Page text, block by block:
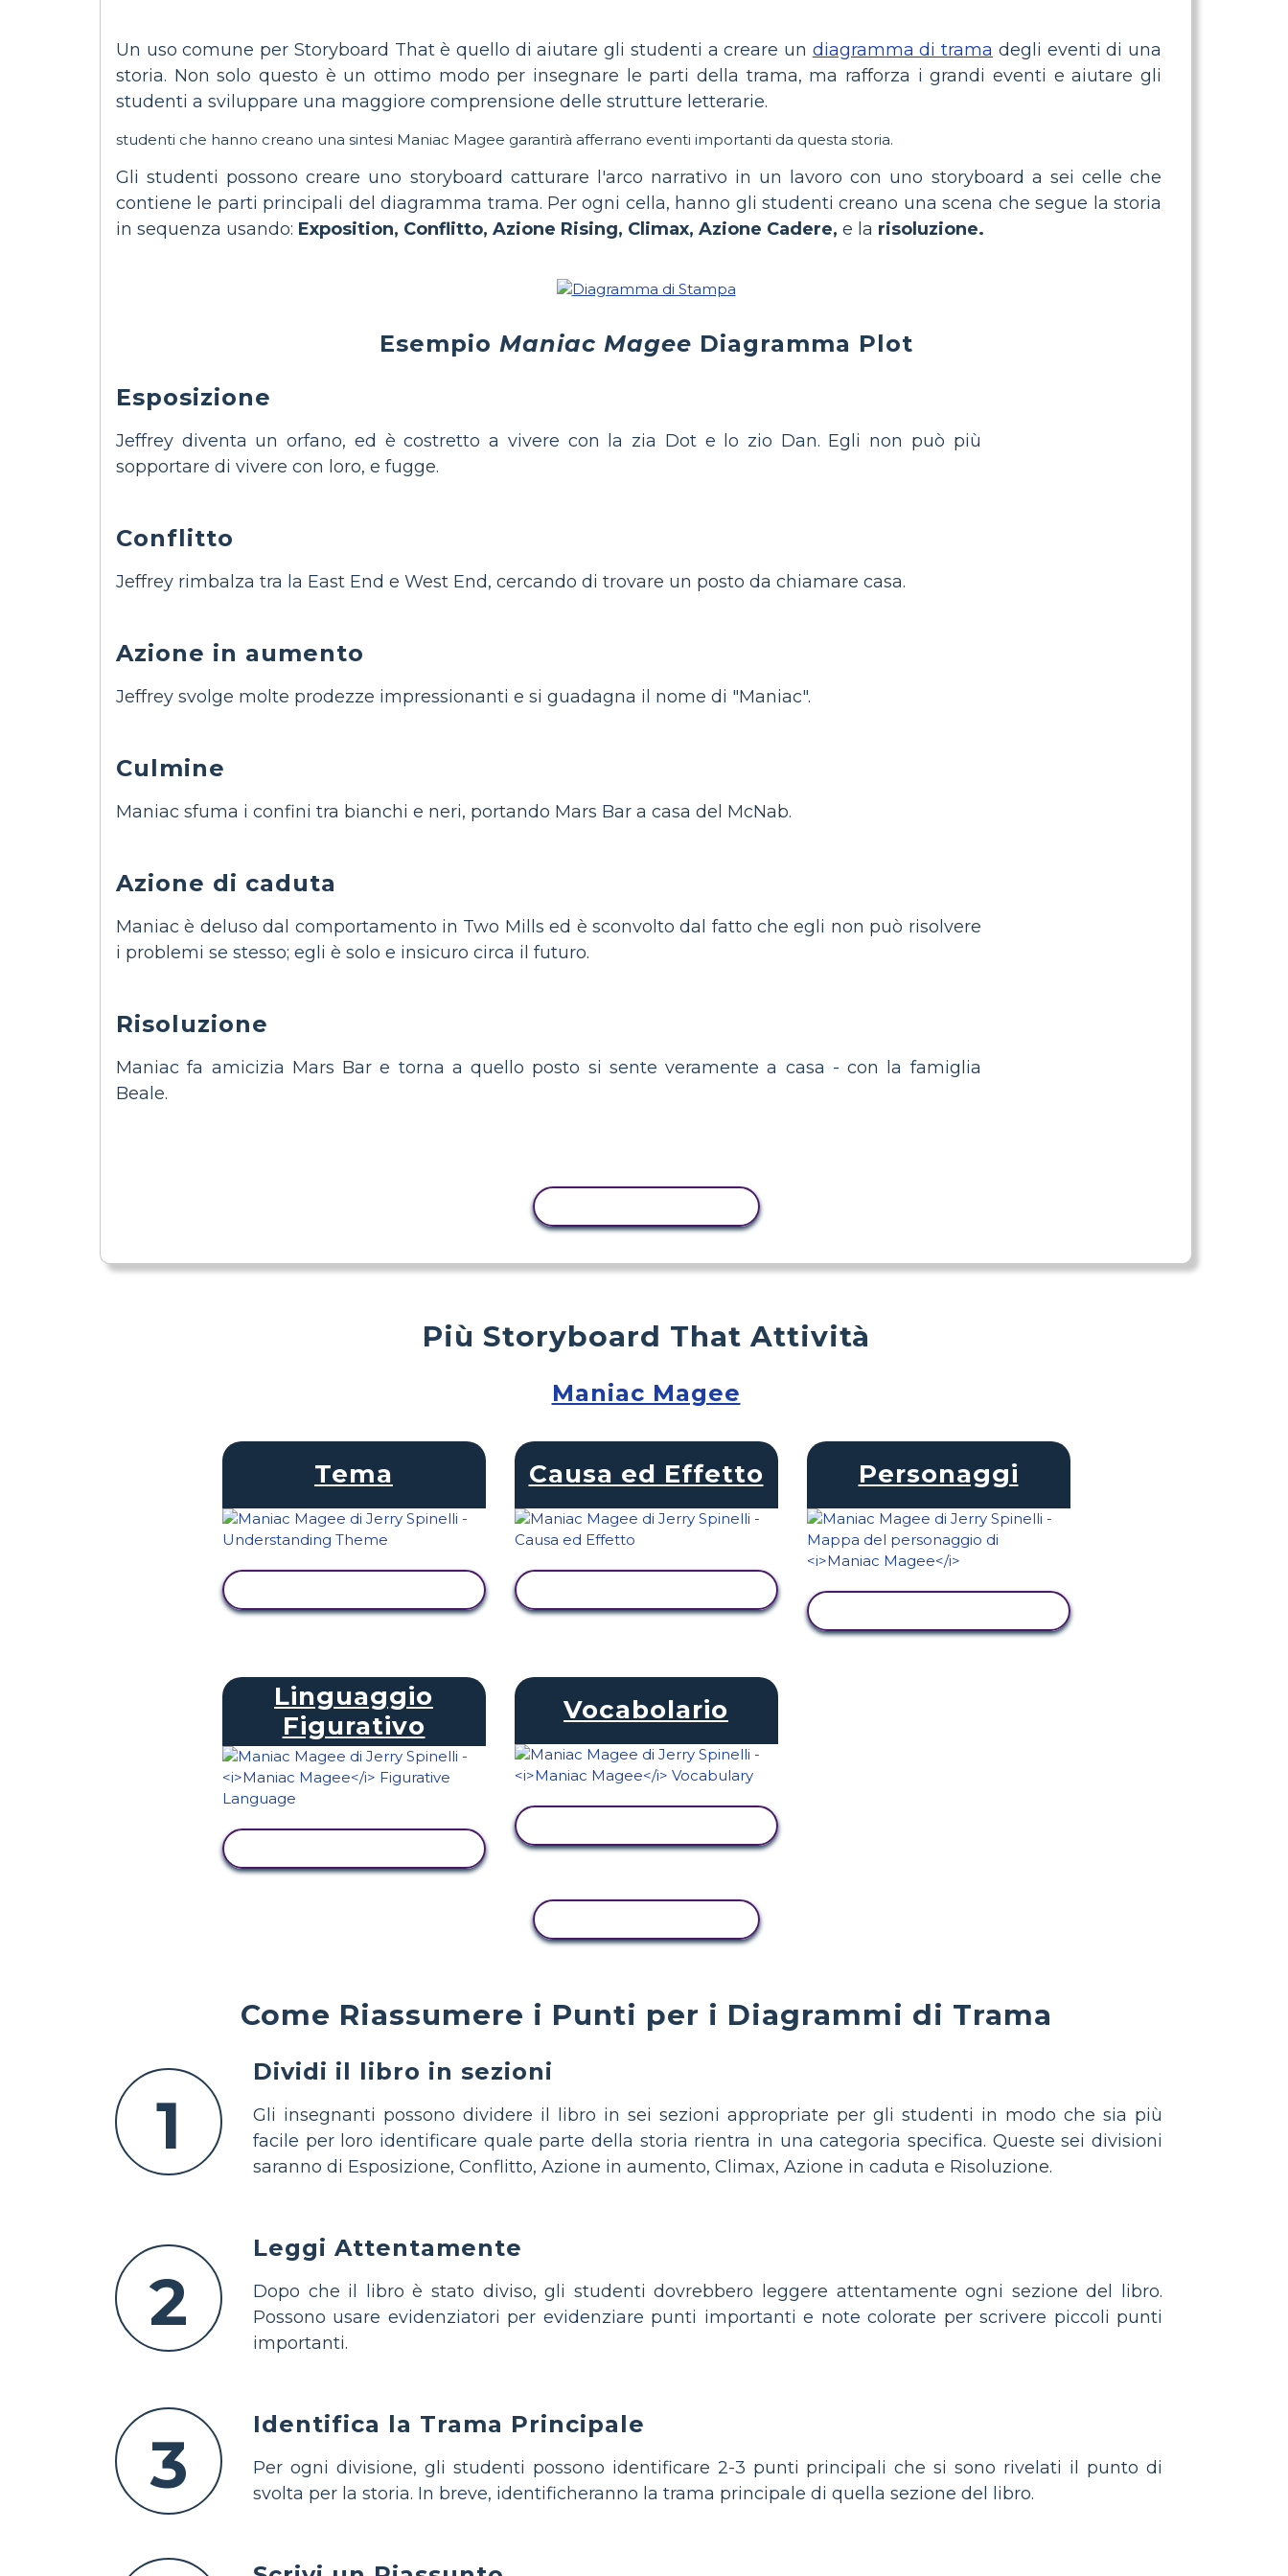
Un uso comune per Storyboard That è quello di aiutare gli studenti a creare un diagramma di trama degli eventi di una
storia. Non solo questo è un ottimo modo per insegnare le parti della trama, ma rafforza i grandi eventi e aiutare gli
studenti a sviluppare una maggiore comprensione delle strutture letterarie.
studenti che hanno creano una sintesi Maniac Magee garantirà afferrano eventi importanti da questa storia.
Gli studenti possono creare uno storyboard catturare l'arco narrativo in un lavoro con uno storyboard a sei celle che
contiene le parti principali del diagramma trama. Per ogni cella, hanno gli studenti creano una scena che segue la storia
in sequenza usando: Exposition, Conflitto, Azione Rising, Climax, Azione Cadere, e la risoluzione.
Esempio Maniac Magee Diagramma Plot
Esposizione
Jeffrey diventa un orfano, ed è costretto a vivere con la zia Dot e lo zio Dan. Egli non può più
sopportare di vivere con loro, e fugge.
Conflitto
Jeffrey rimbalza tra la East End e West End, cercando di trovare un posto da chiamare casa.
Azione in aumento
Jeffrey svolge molte prodezze impressionanti e si guadagna il nome di "Maniac".
Culmine
Maniac sfuma i confini tra bianchi e neri, portando Mars Bar a casa del McNab.
Azione di caduta
Maniac è deluso dal comportamento in Two Mills ed è sconvolto dal fatto che egli non può risolvere
i problemi se stesso; egli è solo e insicuro circa il futuro.
Risoluzione
Maniac fa amicizia Mars Bar e torna a quello posto si sente veramente a casa - con la famiglia
Beale.
Come Riassumere i Punti per i Diagrammi di Trama
1
Dividi il libro in sezioni
Gli insegnanti possono dividere il libro in sei sezioni appropriate per gli studenti in modo che sia più
facile per loro identificare quale parte della storia rientra in una categoria specifica. Queste sei divisioni
saranno di Esposizione, Conflitto, Azione in aumento, Climax, Azione in caduta e Risoluzione.
2
Leggi Attentamente
Dopo che il libro è stato diviso, gli studenti dovrebbero leggere attentamente ogni sezione del libro.
Possono usare evidenziatori per evidenziare punti importanti e note colorate per scrivere piccoli punti
importanti.
3
Identifica la Trama Principale
Per ogni divisione, gli studenti possono identificare 2-3 punti principali che si sono rivelati il ​​punto di
svolta per la storia. In breve, identificheranno la trama principale di quella sezione del libro.
Più Storyboard That Attività
Maniac Magee
Tema Causa ed Effetto Personaggi
Linguaggio
Figurativo
Vocabolario